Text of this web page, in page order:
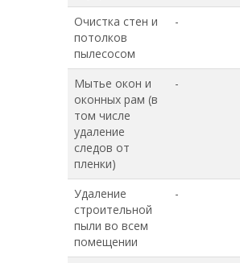
Очистка стен и
потолков
пылесосом
-
Мытье окон и
оконных рам (в
том числе
удаление
следов от
пленки)
-
Удаление
строительной
пыли во всем
помещении
-